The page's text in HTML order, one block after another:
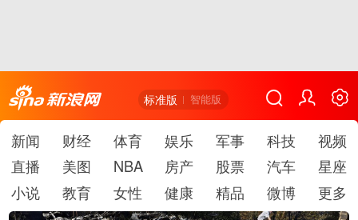
标准版 智能版
新闻 财经 体育 娱乐 军事 科技
视频
直播
美图 NBA 房产 股票 汽车
星座
小说
教育 女性 健康 精品 微博 更多